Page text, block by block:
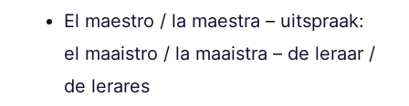
El maestro / la maestra – uitspraak:
el maaistro / la maaistra – de leraar /
de lerares